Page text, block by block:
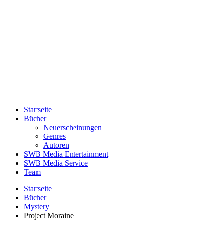
Startseite
Bücher
Neuerscheinungen
Genres
Autoren
SWB Media Entertainment
SWB Media Service
Team
Startseite
Bücher
Mystery
Project Moraine